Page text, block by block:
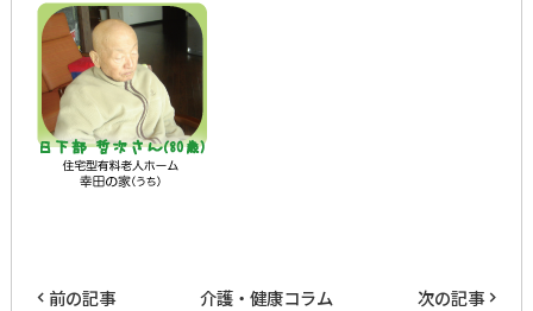
前の記事 介護・健康コラム 次の記事